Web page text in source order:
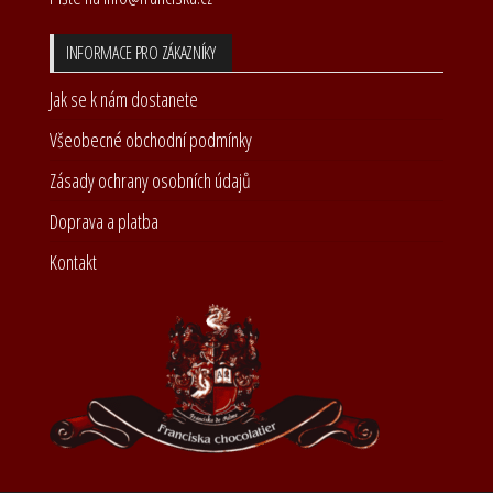
INFORMACE PRO ZÁKAZNÍKY
Jak se k nám dostanete
Všeobecné obchodní podmínky
Zásady ochrany osobních údajů
Doprava a platba
Kontakt